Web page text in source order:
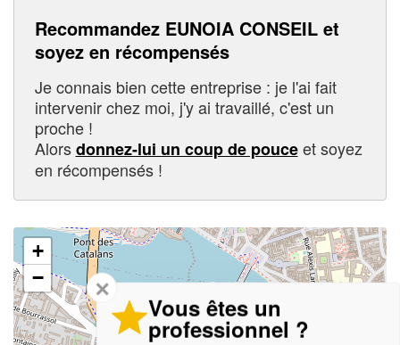
Recommandez EUNOIA CONSEIL et
soyez en récompensés
Je connais bien cette entreprise : je l'ai fait
intervenir chez moi, j'y ai travaillé, c'est un
proche !
Alorsdonnez-lui un coup de pouceet soyez
en récompensés !
+
−
✕
Vous êtes un
professionnel ?